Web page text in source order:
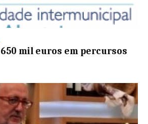
mil euros em percursos